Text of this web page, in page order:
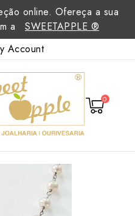
online. Ofereça a sua
a
SWEETAPPLE ®
Account
0